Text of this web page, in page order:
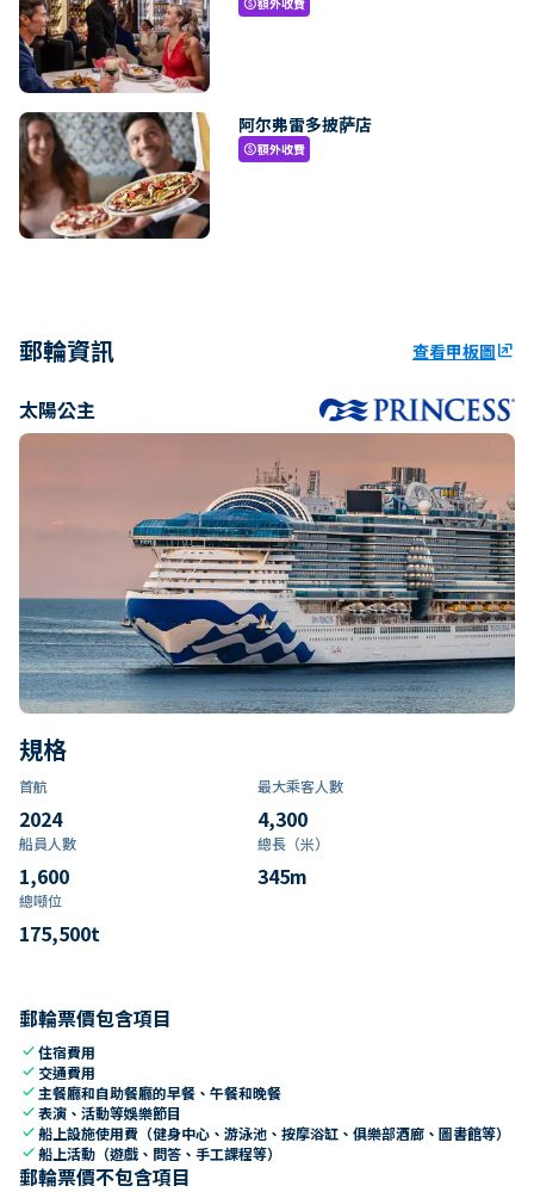
paid
阿尔弗雷多披萨店
paid額外收費
郵輪資訊 查看甲板圖ungroup
太陽公主
規格
首航
2024
最大乘客人數
4,300
船員人數
1,600
總長（米）
345m
總噸位
175,500t
郵輪票價包含項目
check住宿費用
check 交通費用
check 主餐廳和自助餐廳的早餐、午餐和晚餐
check表演、活動等娛樂節目
check船上設施使用費（健身中心、游泳池、按摩浴缸、俱樂部酒廊、圖書館等）
check船上活動（遊戲、問答、手工課程等）
郵輪票價不包含項目